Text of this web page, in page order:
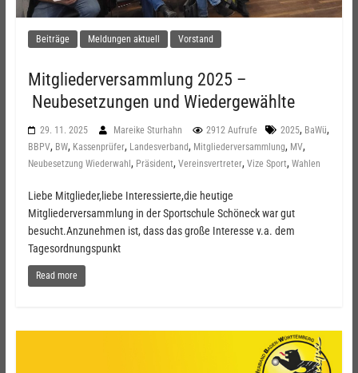
Beiträge Meldungen aktuell Vorstand
Mitgliederversammlung 2025 –
Neubesetzungen und Wiedergewählte
29. 11. 2025 Mareike Sturhahn 2912 Aufrufe 2025, BaWü,
BBPV, BW, Kassenprüfer, Landesverband, Mitgliederversammlung, MV,
Neubesetzung Wiederwahl , Präsident, Vereinsvertreter, Vize Sport, Wahlen
Liebe Mitglieder,liebe Interessierte,die heutige
Mitgliederversammlung in der Sportschule Schöneck war gut
besucht.Anzunehmen ist, dass das große Interesse v.a. dem
Tagesordnungspunkt
Read more